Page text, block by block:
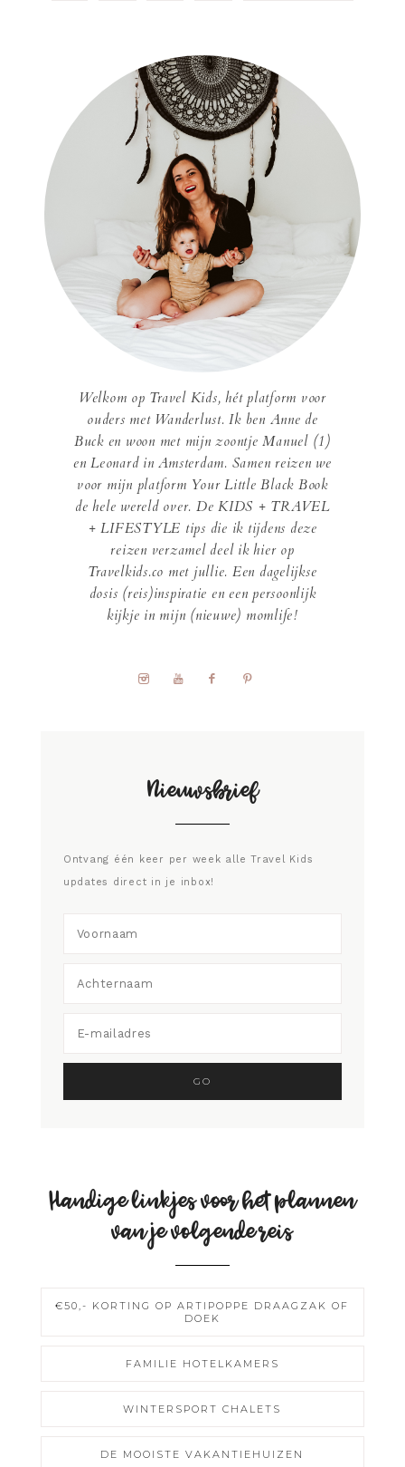
Welkom op Travel Kids, hét platform voor
ouders met Wanderlust. Ik ben Anne de
Buck en woon met mijn zoontje Manuel (1)
en Leonard in Amsterdam. Samen reizen we
voor mijn platform Your Little Black Book
de hele wereld over. De KIDS + TRAVEL
+ LIFESTYLE tips die ik tijdens deze
reizen verzamel deel ik hier op
Travelkids.co met jullie. Een dagelijkse
dosis (reis)inspiratie en een persoonlijk
kijkje in mijn (nieuwe) momlife!
Nieuwsbrief
Ontvang één keer per week alle Travel Kids
updates direct in je inbox!
Handige linkjes voor het plannen
van je volgende reis
€50,- KORTING OP ARTIPOPPE DRAAGZAK OF
DOEK
FAMILIE HOTELKAMERS
WINTERSPORT CHALETS
DE MOOISTE VAKANTIEHUIZEN